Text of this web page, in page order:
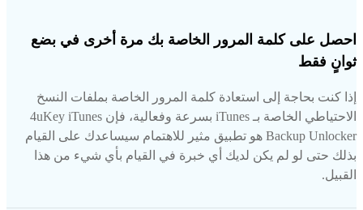
احصل على كلمة المرور الخاصة بك مرة أخرى في بضع
ثوانٍ فقط
إذا كنت بحاجة إلى استعادة كلمة المرور الخاصة بملفات النسخ
الاحتياطي الخاصة بـ iTunes بسرعة وفعالية، فإن 4uKey iTunes
Backup Unlocker هو تطبيق مثير للاهتمام سيساعدك على القيام
بذلك حتى لو لم يكن لديك أي خبرة في القيام بأي شيء من هذا
القبيل.